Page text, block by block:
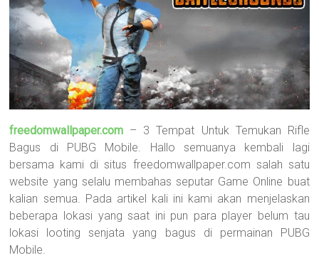
freedomwallpaper.com – 3 Tempat Untuk Temukan Rifle
Bagus di PUBG Mobile. Hallo semuanya kembali lagi
bersama kami di situs freedomwallpaper.com salah satu
website yang selalu membahas seputar Game Online buat
kalian semua. Pada artikel kali ini kami akan menjelaskan
beberapa lokasi yang saat ini pun para player belum tau
lokasi looting senjata yang bagus di permainan PUBG
Mobile.